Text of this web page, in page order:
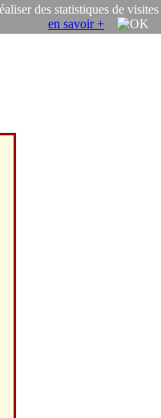
des statistiques de visites
en savoir +